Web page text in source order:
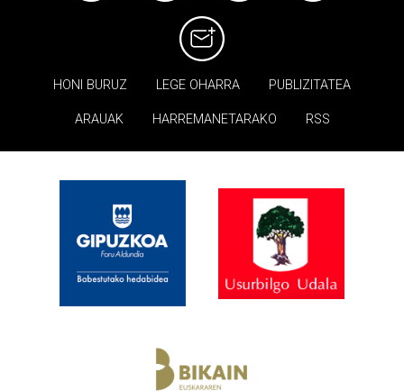
HONI BURUZ LEGE OHARRA PUBLIZITATEA
ARAUAK HARREMANETARAKO RSS